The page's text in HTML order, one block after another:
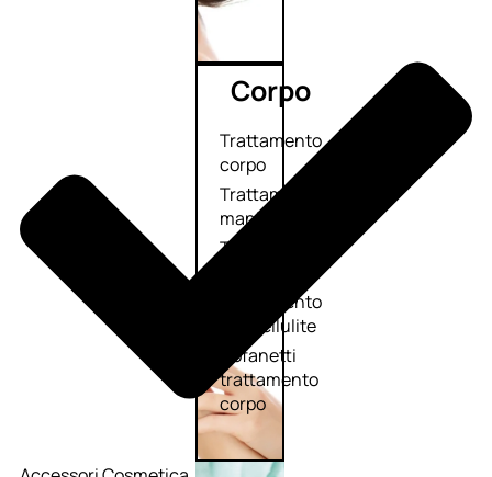
Corpo
Trattamento
corpo
Trattamento
mani e piedi
Trattamento
Trattamento
anticellulite
Cofanetti
trattamento
corpo